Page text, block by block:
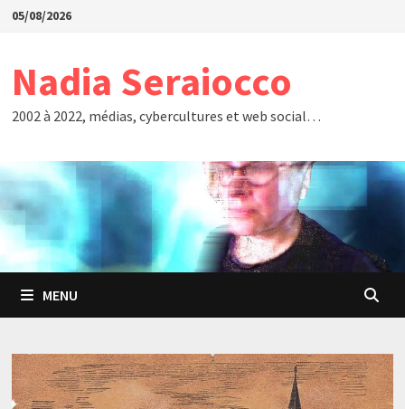
Passer
05/08/2026
Nadia Seraiocco
2002 à 2022, médias, cybercultures et web social…
MENU